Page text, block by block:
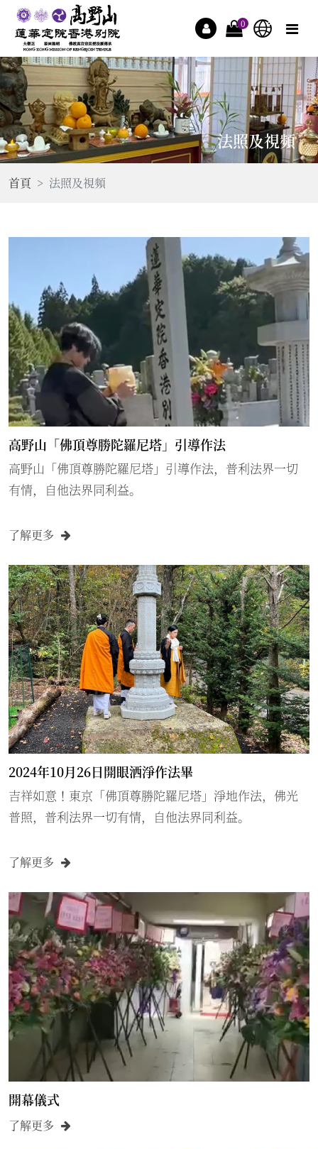
0
法照及視頻
首頁 法照及視頻
高野山「佛頂尊勝陀羅尼塔」引導作法
高野山「佛頂尊勝陀羅尼塔」引導作法，普利法界一切
有情，自他法界同利益。
了解更多
2024年10月26日開眼洒淨作法畢
吉祥如意！東京「佛頂尊勝陀羅尼塔」淨地作法，佛光
普照，普利法界一切有情，自他法界同利益。
了解更多
開幕儀式
了解更多